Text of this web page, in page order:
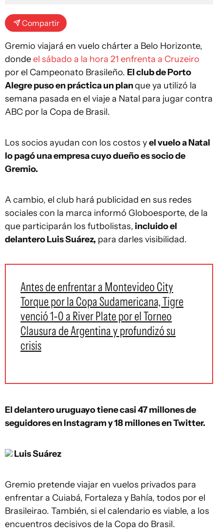
Compartir
Gremio viajará en vuelo chárter a Belo Horizonte,
dondeel sábado a la hora 21 enfrenta a Cruzeiro
por el Campeonato Brasileño. El club de Porto
Alegre puso en práctica un planque ya utilizó la
semana pasada en el viaje a Natal para jugar contra
ABC por la Copa de Brasil.
Los socios ayudan con los costos yel vuelo a Natal
lo pagó una empresa cuyo dueño es socio de
Gremio.
A cambio, el club hará publicidad en sus redes
sociales con la marca informó Globoesporte, de la
que participarán los futbolistas, incluido el
delantero Luis Suárez, para darles visibilidad.
Antes de enfrentar a Montevideo City
Torque por la Copa Sudamericana, Tigre
venció 1-0 a River Plate por el Torneo
Clausura de Argentina y profundizó su
crisis
El delantero uruguayo tiene casi 47 millones de
seguidores en Instagram y 18 millones en Twitter.
Luis Suárez
Gremio pretende viajar en vuelos privados para
enfrentar a Cuiabá, Fortaleza y Bahía, todos por el
Brasileirao. También, si el calendario es viable, a los
encuentros decisivos de la Copa do Brasil.